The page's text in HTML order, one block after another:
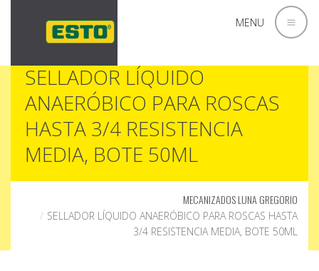
MENU
SELLADOR LÍQUIDO
ANAERÓBICO PARA ROSCAS
HASTA 3/4 RESISTENCIA
MEDIA, BOTE 50ML
MECANIZADOS LUNA GREGORIO
SELLADOR LÍQUIDO ANAERÓBICO PARA ROSCAS HASTA
3/4 RESISTENCIA MEDIA, BOTE 50ML